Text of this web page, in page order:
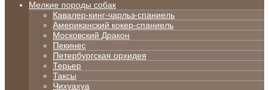
Мелкие породы собак
Кавалер-кинг-чарльз-спаниель
Американский кокер-спаниель
Московский Дракон
Пекинес
Петербургская орхидея
Терьер
Таксы
Чихуахуа